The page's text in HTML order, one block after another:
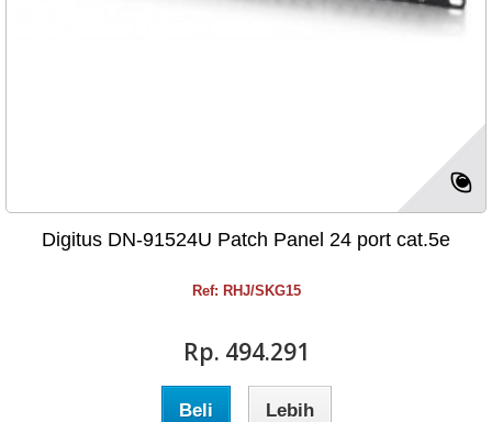
Digitus DN-91524U Patch Panel 24 port cat.5e
Ref: RHJ/SKG15
Rp‎. 494.291
Beli Lebih